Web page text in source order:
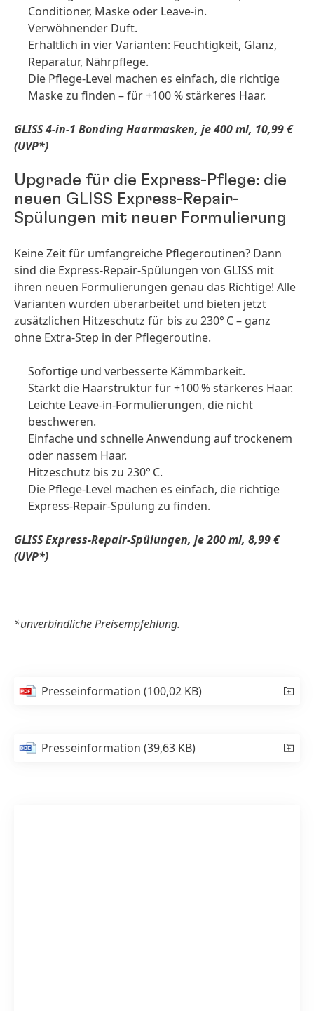
Conditioner, Maske oder Leave-in.
Verwöhnender Duft.
Erhältlich in vier Varianten: Feuchtigkeit, Glanz,
Reparatur, Nährpflege.
Die Pflege-Level machen es einfach, die richtige
Maske zu finden – für +100 % stärkeres Haar.
GLISS 4-in-1 Bonding Haarmasken, je 400 ml, 10,99 €
(UVP*)
Upgrade für die Express-Pflege: die
neuen GLISS Express-Repair-
Spülungen mit neuer Formulierung
Keine Zeit für umfangreiche Pflegeroutinen? Dann
sind die Express-Repair-Spülungen von GLISS mit
ihren neuen Formulierungen genau das Richtige! Alle
Varianten wurden überarbeitet und bieten jetzt
zusätzlichen Hitzeschutz für bis zu 230° C – ganz
ohne Extra-Step in der Pflegeroutine.
Sofortige und verbesserte Kämmbarkeit.
Stärkt die Haarstruktur für +100 % stärkeres Haar.
Leichte Leave-in-Formulierungen, die nicht
beschweren.
Einfache und schnelle Anwendung auf trockenem
oder nassem Haar.
Hitzeschutz bis zu 230° C.
Die Pflege-Level machen es einfach, die richtige
Express-Repair-Spülung zu finden.
GLISS Express-Repair-Spülungen, je 200 ml, 8,99 €
(UVP*)
*unverbindliche Preisempfehlung.
Presseinformation(100,02 KB)
Presseinformation(39,63 KB)